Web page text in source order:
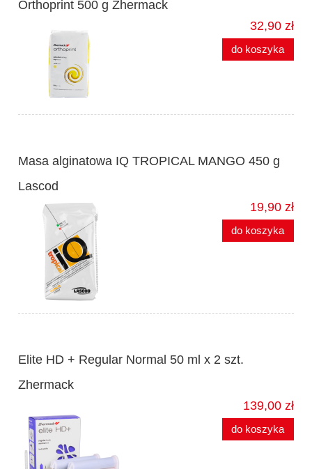
Orthoprint 500 g Zhermack
32,90 zł
do koszyka
Masa alginatowa IQ TROPICAL MANGO 450 g
Lascod
19,90 zł
do koszyka
Elite HD + Regular Normal 50 ml x 2 szt.
Zhermack
139,00 zł
do koszyka